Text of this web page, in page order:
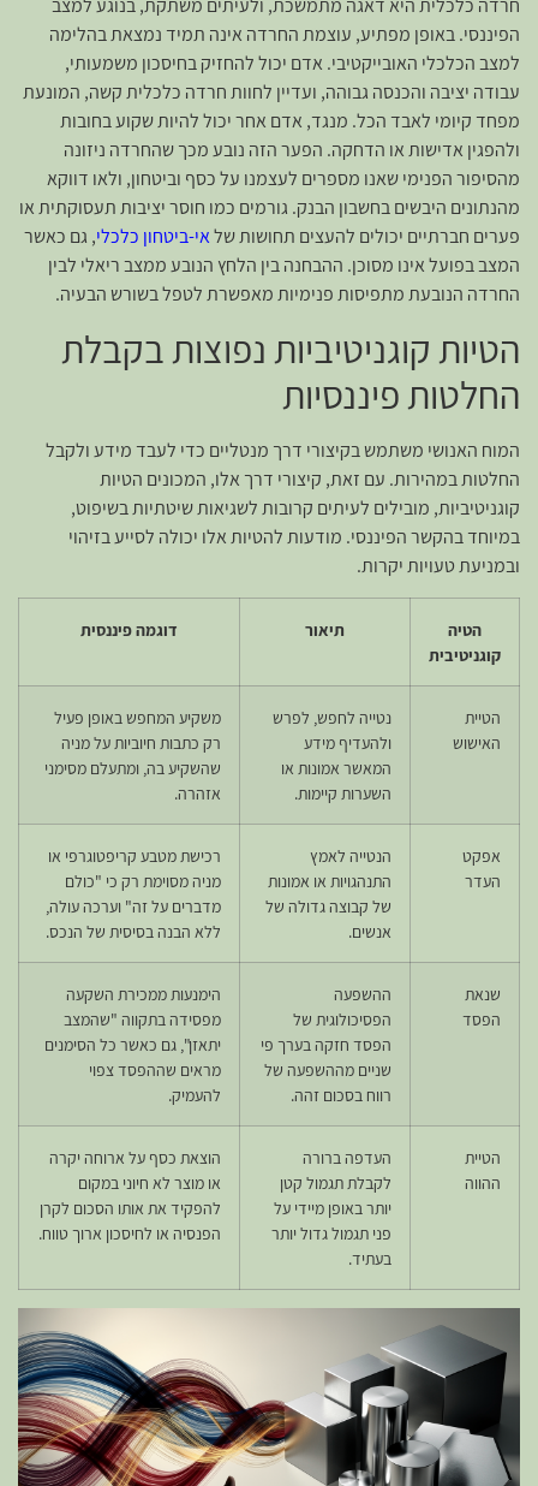
הפיננסי. באופן מפתיע, עוצמת החרדה אינה תמיד נמצאת בהלימה
למצב הכלכלי האובייקטיבי. אדם יכול להחזיק בחיסכון משמעותי,
עבודה יציבה והכנסה גבוהה, ועדיין לחוות חרדה כלכלית קשה, המונעת
מפחד קיומי לאבד הכל. מנגד, אדם אחר יכול להיות שקוע בחובות
ולהפגין אדישות או הדחקה. הפער הזה נובע מכך שהחרדה ניזונה
מהסיפור הפנימי שאנו מספרים לעצמנו על כסף וביטחון, ולאו דווקא
מהנתונים היבשים בחשבון הבנק. גורמים כמו חוסר יציבות תעסוקתית או
פערים חברתיים יכולים להעצים תחושות שלאי-ביטחון כלכלי, גם כאשר
המצב בפועל אינו מסוכן. ההבחנה בין הלחץ הנובע ממצב ריאלי לבין
החרדה הנובעת מתפיסות פנימיות מאפשרת לטפל בשורש הבעיה.
הטיות קוגניטיביות נפוצות בקבלת
החלטות פיננסיות
המוח האנושי משתמש בקיצורי דרך מנטליים כדי לעבד מידע ולקבל
החלטות במהירות. עם זאת, קיצורי דרך אלו, המכונים הטיות
קוגניטיביות, מובילים לעיתים קרובות לשגיאות שיטתיות בשיפוט,
במיוחד בהקשר הפיננסי. מודעות להטיות אלו יכולה לסייע בזיהוי
ובמניעת טעויות יקרות.
הטיה
קוגניטיבית
תיאור דוגמה פיננסית
הטיית
האישוש
נטייה לחפש, לפרש
ולהעדיף מידע
המאשר אמונות או
השערות קיימות.
משקיע המחפש באופן פעיל
רק כתבות חיוביות על מניה
שהשקיע בה, ומתעלם מסימני
אזהרה.
אפקט
העדר
הנטייה לאמץ
התנהגויות או אמונות
של קבוצה גדולה של
אנשים.
רכישת מטבע קריפטוגרפי או
מניה מסוימת רק כי "כולם
מדברים על זה" וערכה עולה,
ללא הבנה בסיסית של הנכס.
שנאת
הפסד
ההשפעה
הפסיכולוגית של
הפסד חזקה בערך פי
שניים מההשפעה של
רווח בסכום זהה.
הימנעות ממכירת השקעה
מפסידה בתקווה "שהמצב
יתאזן", גם כאשר כל הסימנים
מראים שההפסד צפוי
להעמיק.
הטיית
ההווה
העדפה ברורה
לקבלת תגמול קטן
יותר באופן מיידי על
פני תגמול גדול יותר
בעתיד.
הוצאת כסף על ארוחה יקרה
או מוצר לא חיוני במקום
להפקיד את אותו הסכום לקרן
הפנסיה או לחיסכון ארוך טווח.